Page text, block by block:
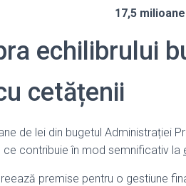
17,5
echilibrului
cetățenii
de lei din bugetul Administrației
contribuie în mod semnificativ la
premise pentru o gestiune